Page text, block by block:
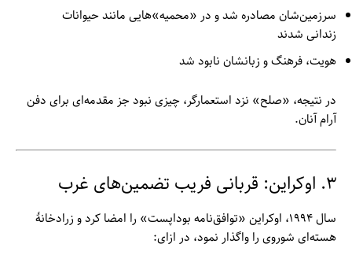
سرزمین‌شان مصادره شد و در «محمیه»‌هایی مانند حیوانات
زندانی شدند
هویت، فرهنگ و زبانشان نابود شد
در نتیجه، «صلح» نزد استعمارگر، چیزی نبود جز مقدمه‌ای برای دفن
آرام آنان.
۳. اوکراین: قربانی فریب تضمین‌های غرب
سال ۱۹۹۴، اوکراین «توافق‌نامه بوداپست» را امضا کرد و زرادخانهٔ
هسته‌ای شوروی را واگذار نمود، در ازای: